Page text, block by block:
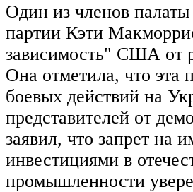
Один из членов палаты
партии Кэти
зависимость" США от
Она отметила, что эта
боевых действий на
представителей от
заявил, что запрет на
инвестициями в
промышленности